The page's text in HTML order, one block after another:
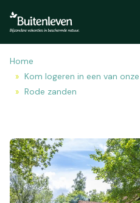
Home
Kom logeren in een van
Rode zanden